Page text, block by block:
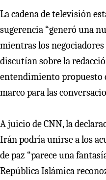
La cadena de televisión
sugerencia “generó una
mientras los
discutían sobre la
entendimiento propuesto
marco para las
A juicio de CNN, la
Irán podría unirse a los
de paz “parece una
República Islámica